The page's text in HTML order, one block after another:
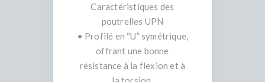
Caractéristiques des
poutrelles UPN
• Profilé en “U” symétrique,
offrant une bonne
résistance à la flexion et à